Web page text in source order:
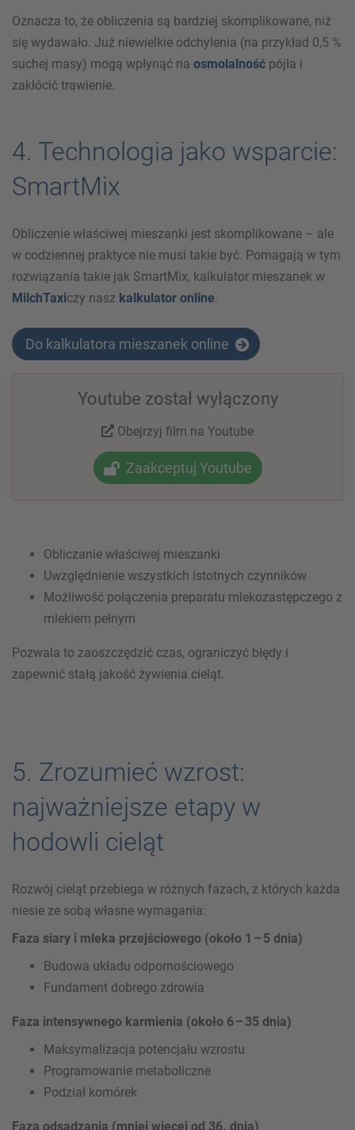
Oznacza to, że obliczenia są bardziej skomplikowane, niż
się wydawało. Już niewielkie odchylenia (na przykład 0,5 %
suchej masy) mogą wpłynąć na osmolalność pójła i
zakłócić trawienie.
4. Technologia jako wsparcie:
SmartMix
Obliczenie właściwej mieszanki jest skomplikowane – ale
w codziennej praktyce nie musi takie być. Pomagają w tym
rozwiązania takie jak SmartMix, kalkulator mieszanek w
MilchTaxiczy nasz kalkulator online.
Do kalkulatora mieszanek online
Youtube został wyłączony
Obejrzyj film na Youtube
Zaakceptuj Youtube
Obliczanie właściwej mieszanki
Uwzględnienie wszystkich istotnych czynników
Możliwość połączenia preparatu mlekozastępczego z
mlekiem pełnym
Pozwala to zaoszczędzić czas, ograniczyć błędy i
zapewnić stałą jakość żywienia cieląt.
5. Zrozumieć wzrost:
najważniejsze etapy w
hodowli cieląt
Rozwój cieląt przebiega w różnych fazach, z których każda
niesie ze sobą własne wymagania:
Faza siary i mleka przejściowego (około 1 – 5 dnia)
Budowa układu odpornościowego
Fundament dobrego zdrowia
Faza intensywnego karmienia (około 6 – 35 dnia)
Maksymalizacja potencjału wzrostu
Programowanie metaboliczne
Podział komórek
Faza odsadzania (mniej więcej od 36. dnia)